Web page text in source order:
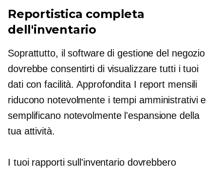
Reportistica completa
dell'inventario
Soprattutto, il software di gestione del negozio
dovrebbe consentirti di visualizzare tutti i tuoi
dati con facilità.ApprofonditaI report mensili
riducono notevolmente i tempi amministrativi e
semplificano notevolmente l'espansione della
tua attività.
I tuoi rapporti sull'inventario dovrebbero